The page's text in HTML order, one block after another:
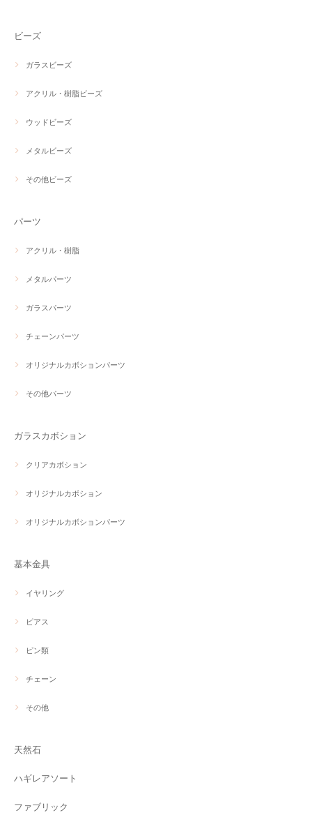
ビーズ
ガラスビーズ
アクリル・樹脂ビーズ
ウッドビーズ
メタルビーズ
その他ビーズ
パーツ
アクリル・樹脂
メタルパーツ
ガラスパーツ
チェーンパーツ
オリジナルカボションパーツ
その他パーツ
ガラスカボション
クリアカボション
オリジナルカボション
オリジナルカボションパーツ
基本金具
イヤリング
ピアス
ピン類
チェーン
その他
天然石
ハギレアソート
ファブリック